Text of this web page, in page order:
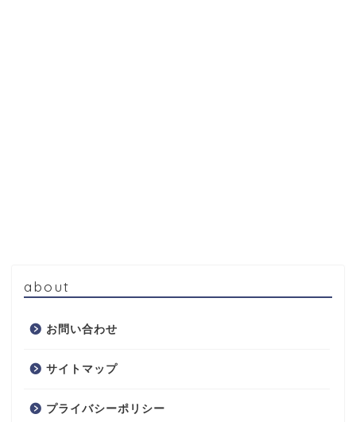
about
お問い合わせ
サイトマップ
プライバシーポリシー